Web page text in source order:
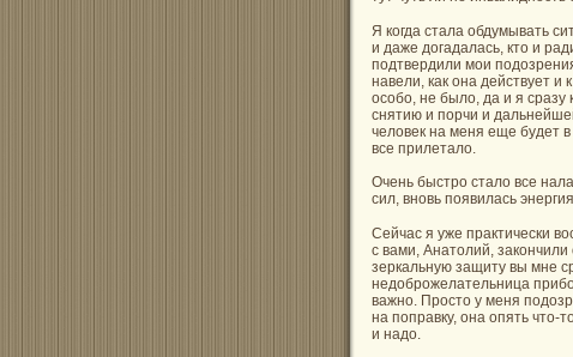
Я когда стала обдумывать
и даже догадалась, кто и
подтвердили мои
навели, как она действует
особо, не было, да и я сразу
снятию и порчи и
человек на меня еще будет
все прилетало.
Очень быстро стало все
сил, вновь появилась
Сейчас я уже практически
с вами, Анатолий,
зеркальную защиту вы мне
недоброжелательница
важно. Просто у меня
на поправку, она опять что-
и надо.